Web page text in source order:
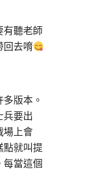
有聽老師
回去唷
版本。
兵要出
場上會
點就叫提
每當這個